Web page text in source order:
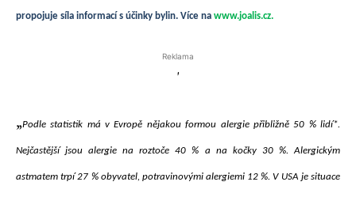
propojuje síla informací s účinky bylin. Více na www.joalis.cz.
Reklama
'
„Podle statistik má v Evropě nějakou formou alergie přibližně 50 % lidí*.
Nejčastější jsou alergie na roztoče 40 % a na kočky 30 %. Alergickým
astmatem trpí 27 % obyvatel, potravinovými alergiemi 12 %. V USA je situace